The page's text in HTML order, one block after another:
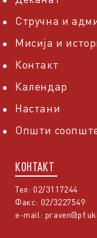
Стручна и
Мисија и
Контакт
Календар
Настани
Општи
КОНТАКТ
Тел: 02/3117244
Факс: 02/3227549
e-mail: